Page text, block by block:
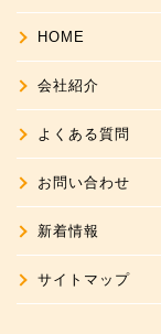
HOME
会社紹介
よくある質問
お問い合わせ
新着情報
サイトマップ